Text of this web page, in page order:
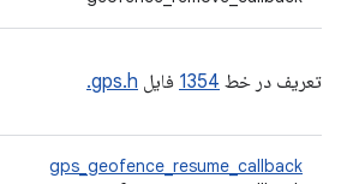
تعریف در خط 1354 فایل gps.h.
gps_geofence_resume_callback